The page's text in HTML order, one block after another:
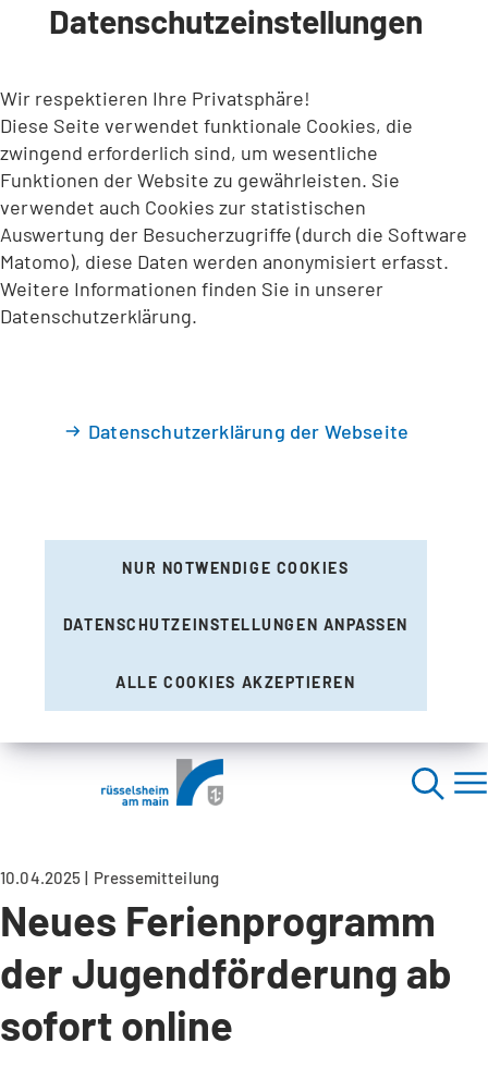
INHALT ANSPRINGEN
Datenschutzeinstellungen
Wir respektieren Ihre Privatsphäre!
Diese Seite verwendet funktionale Cookies, die
zwingend erforderlich sind, um wesentliche
Funktionen der Website zu gewährleisten. Sie
verwendet auch Cookies zur statistischen
Auswertung der Besucherzugriffe (durch die Software
Matomo), diese Daten werden anonymisiert erfasst.
Weitere Informationen finden Sie in unserer
Datenschutzerklärung.
Datenschutzerklärung der Webseite
NUR NOTWENDIGE COOKIES
DATENSCHUTZEINSTELLUNGEN ANPASSEN
ALLE COOKIES AKZEPTIEREN
10.04.2025 Pressemitteilung
Neues Ferienprogramm
der Jugendförderung ab
sofort online